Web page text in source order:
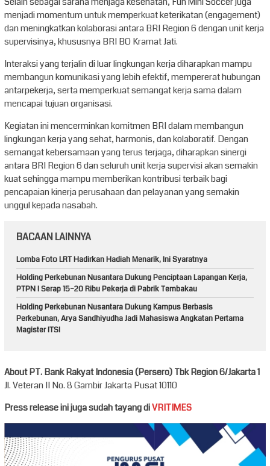
menjadi momentum untuk memperkuat keterikatan (engagement)
dan meningkatkan kolaborasi antara BRI Region 6 dengan unit kerja
supervisinya, khususnya BRI BO Kramat Jati.
Interaksi yang terjalin di luar lingkungan kerja diharapkan mampu
membangun komunikasi yang lebih efektif, mempererat hubungan
antarpekerja, serta memperkuat semangat kerja sama dalam
mencapai tujuan organisasi.
Kegiatan ini mencerminkan komitmen BRI dalam membangun
lingkungan kerja yang sehat, harmonis, dan kolaboratif. Dengan
semangat kebersamaan yang terus terjaga, diharapkan sinergi
antara BRI Region 6 dan seluruh unit kerja supervisi akan semakin
kuat sehingga mampu memberikan kontribusi terbaik bagi
pencapaian kinerja perusahaan dan pelayanan yang semakin
unggul kepada nasabah.
BACAAN LAINNYA
Lomba Foto LRT Hadirkan Hadiah Menarik, Ini Syaratnya
Holding Perkebunan Nusantara Dukung Penciptaan Lapangan Kerja,
PTPN I Serap 15–20 Ribu Pekerja di Pabrik Tembakau
Holding Perkebunan Nusantara Dukung Kampus Berbasis
Perkebunan, Arya Sandhiyudha Jadi Mahasiswa Angkatan Pertama
Magister ITSI
About PT. Bank Rakyat Indonesia (Persero) Tbk Region 6/Jakarta 1
Jl. Veteran II No. 8 Gambir Jakarta Pusat 10110
Press release ini juga sudah tayang diVRITIMES